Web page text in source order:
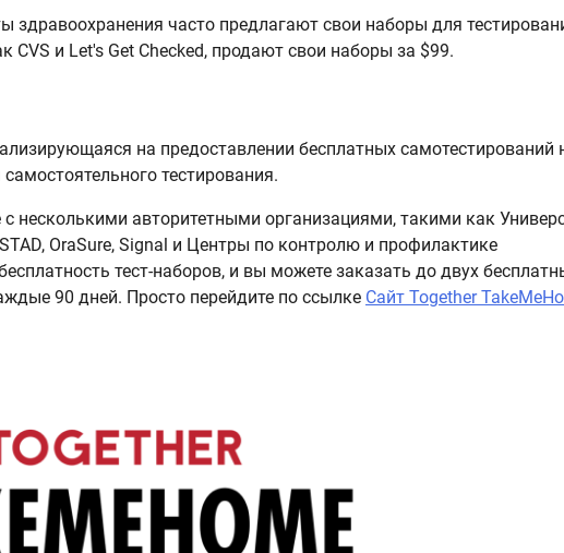
здравоохранения часто предлагают свои наборы для
CVS и Let's Get Checked, продают свои наборы за $99.
на предоставлении бесплатных самотестирований
тестирования.
несколькими авторитетными организациями, такими как
OraSure, Signal и Центры по контролю и профилактике
тест-наборов, и вы можете заказать до двух
90 дней. Просто перейдите по ссылке Сайт Together